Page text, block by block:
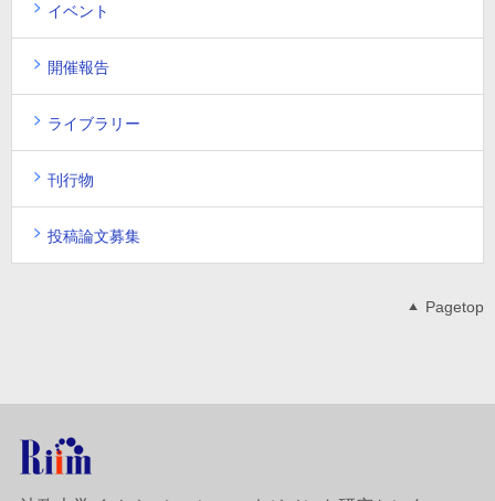
イベント
開催報告
ライブラリー
刊行物
投稿論文募集
Pagetop